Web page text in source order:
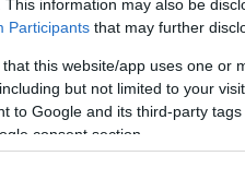
This information may also be
Participants that may further
that this website/app uses one or
but not limited to your
to Google and its third-party
consent section.
il Tar del Lazioha respinto due
scorsi – allanave Geo
due destinazioni non doveva
troppo lontani dalla zona di
peraltro con il sospetto